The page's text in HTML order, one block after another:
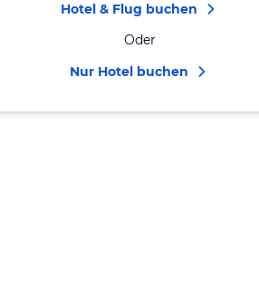
Hotel & Flug buchen
Oder
Nur Hotel buchen